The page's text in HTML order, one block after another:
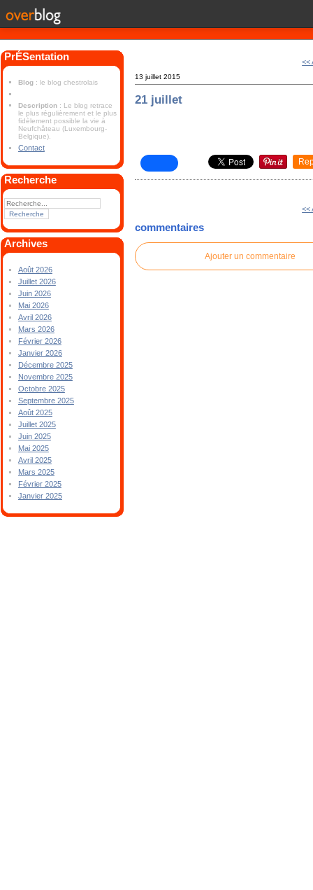
PrÉSentation
Blog : le blog chestrolais
Description : Le blog retrace
le plus régulièrement et le plus
fidèlement possible la vie à
Neufchâteau (Luxembourg-
Belgique).
Contact
Recherche
Archives
Août 2026
Juillet 2026
Juin 2026
Mai 2026
Avril 2026
Mars 2026
Février 2026
Janvier 2026
Décembre 2025
Novembre 2025
Octobre 2025
Septembre 2025
Août 2025
Juillet 2025
Juin 2025
Mai 2025
Avril 2025
Mars 2025
Février 2025
Janvier 2025
<<
13 juillet 2015
21 juillet
<<
commentaires
Ajouter un commentaire